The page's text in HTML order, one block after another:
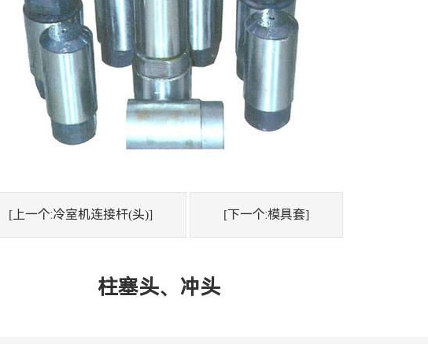
[上一个:冷室机连接杆(头)] [下一个:模具套]
柱塞头、冲头